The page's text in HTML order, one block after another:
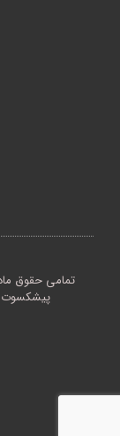
تمامی حقوق
پیشکسوت